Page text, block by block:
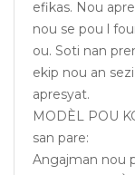
efikas. Nou
nou se pou l
ou. Soti nan
ekip nou an
apresyat.
MODÈL POU
san pare:
Angajman nou